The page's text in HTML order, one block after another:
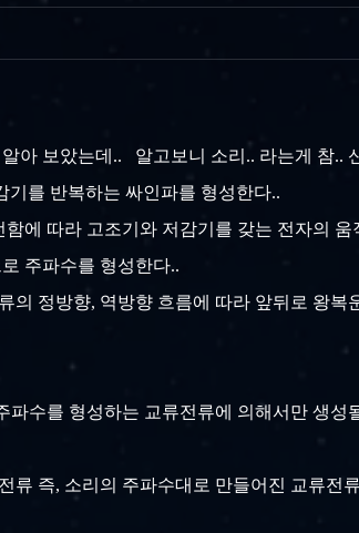
아 보았는데.. 알고보니 소리.. 라는게 참..
기를 반복하는 싸인파를 형성한다..
에 따라 고조기와 저감기를 갖는 전자의 움
주파수를 형성한다..
정방향, 역방향 흐름에 따라 앞뒤로 왕복
수를 형성하는 교류전류에 의해서만 생성
류 즉, 소리의 주파수대로 만들어진 교류전